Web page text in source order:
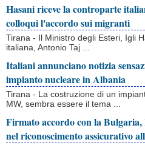
Hasani riceve la controparte
colloqui l'accordo sui migranti
Tirana - Il Ministro degli Esteri, Igli
italiana, Antonio Taj ...
Italiani annunciano notizia
impianto nucleare in Albania
Tirana - La costruzione di un
MW, sembra essere il tema ...
Firmato accordo con la Bulgaria,
nel riconoscimento assicurativo